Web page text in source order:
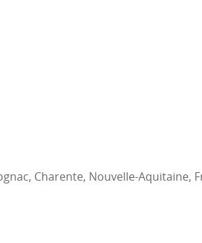
Charente, Nouvelle-Aquitaine,